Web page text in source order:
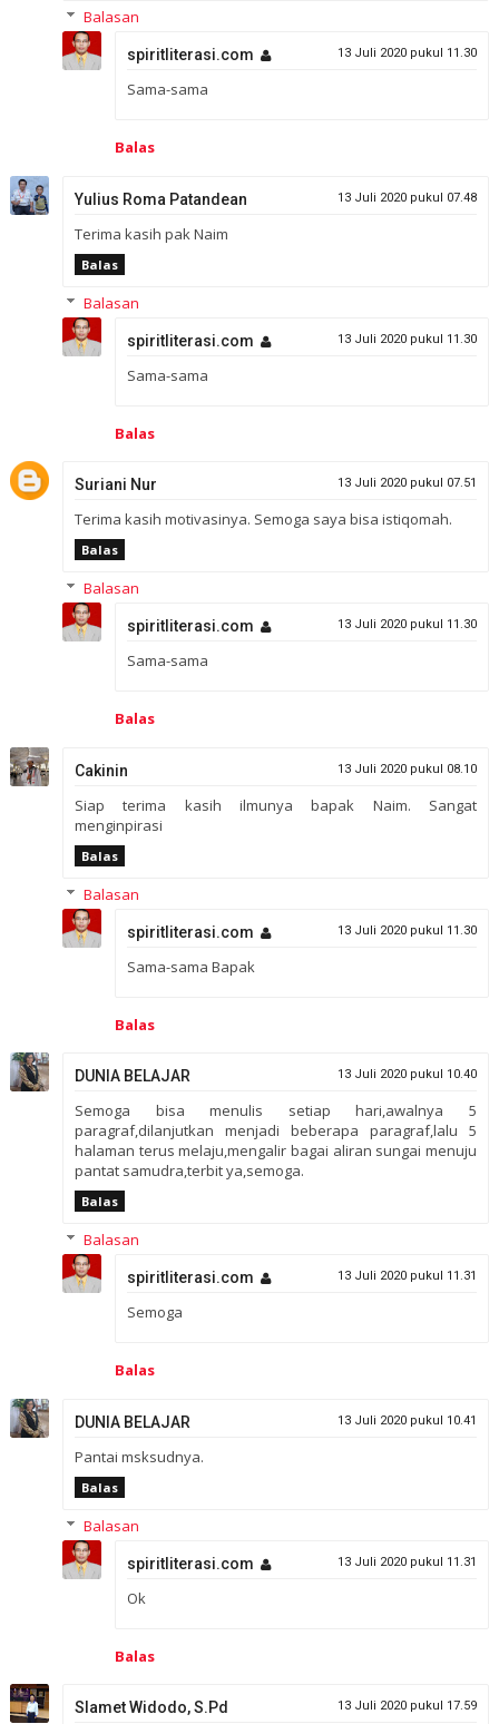
Balasan
spiritliterasi.com 13 Juli 2020 pukul 11.30
Sama-sama
Balas
Yulius Roma Patandean 13 Juli 2020 pukul 07.48
Terima kasih pak Naim
Balas
Balasan
spiritliterasi.com 13 Juli 2020 pukul 11.30
Sama-sama
Balas
Suriani Nur 13 Juli 2020 pukul 07.51
Terima kasih motivasinya. Semoga saya bisa istiqomah.
Balas
Balasan
spiritliterasi.com 13 Juli 2020 pukul 11.30
Sama-sama
Balas
Cakinin 13 Juli 2020 pukul 08.10
Siap terima kasih ilmunya bapak Naim. Sangat
menginpirasi
Balas
Balasan
spiritliterasi.com 13 Juli 2020 pukul 11.30
Sama-sama Bapak
Balas
DUNIA BELAJAR 13 Juli 2020 pukul 10.40
Semoga bisa menulis setiap hari,awalnya 5
paragraf,dilanjutkan menjadi beberapa paragraf,lalu 5
halaman terus melaju,mengalir bagai aliran sungai menuju
pantat samudra,terbit ya,semoga.
Balas
Balasan
spiritliterasi.com 13 Juli 2020 pukul 11.31
Semoga
Balas
DUNIA BELAJAR 13 Juli 2020 pukul 10.41
Pantai msksudnya.
Balas
Balasan
spiritliterasi.com 13 Juli 2020 pukul 11.31
Ok
Balas
Slamet Widodo, S.Pd 13 Juli 2020 pukul 17.59